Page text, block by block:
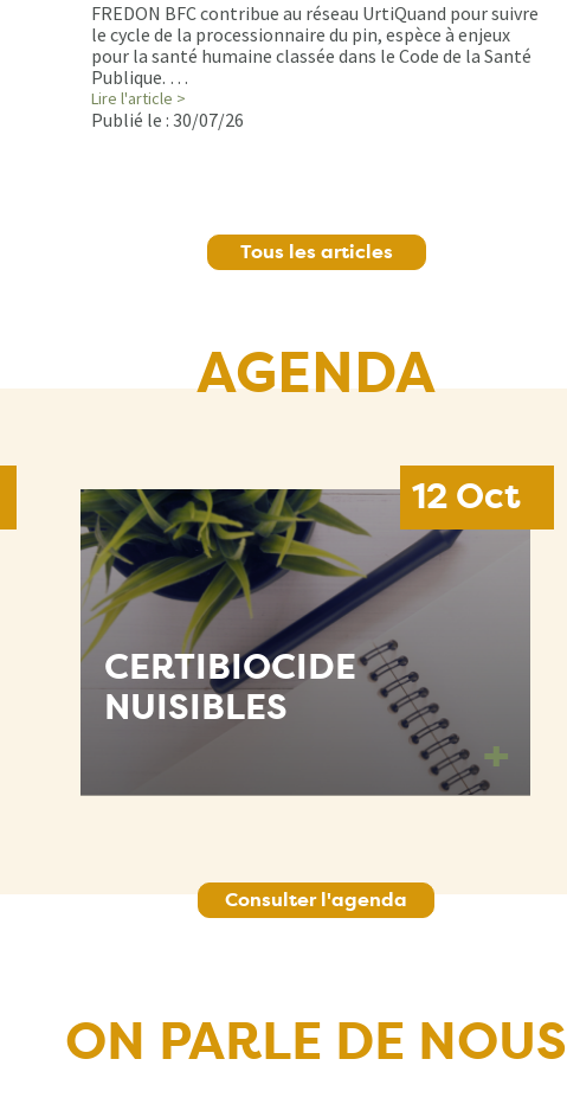
FREDON BFC contribue au réseau UrtiQuand pour suivre
le cycle de la processionnaire du pin, espèce à enjeux
pour la santé humaine classée dans le Code de la Santé
Publique. …
Lire l'article >
Publié le : 30/07/26
Tous les articles
AGENDA
CERTIBIOCIDE
NUISIBLES
12 Oct
+
Consulter l'agenda
ON PARLE DE NOUS